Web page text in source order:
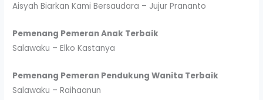
Aisyah Biarkan Kami Bersaudara – Jujur Prananto
Pemenang Pemeran Anak Terbaik
Salawaku – Elko Kastanya
Pemenang Pemeran Pendukung Wanita Terbaik
Salawaku – Raihaanun